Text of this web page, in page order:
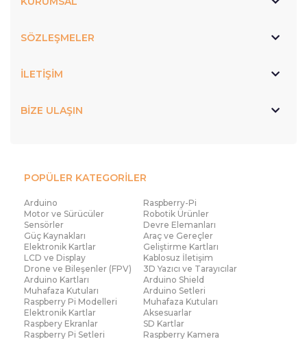
SÖZLEŞMELER
İLETİŞİM
BİZE ULAŞIN
POPÜLER KATEGORİLER
Arduino
Raspberry-Pi
Motor ve Sürücüler
Robotik Ürünler
Sensörler
Devre Elemanları
Güç Kaynakları
Araç ve Gereçler
Elektronik Kartlar
Geliştirme Kartları
LCD ve Display
Kablosuz İletişim
Drone ve Bileşenler (FPV)
3D Yazıcı ve Tarayıcılar
Arduino Kartları
Arduino Shield
Muhafaza Kutuları
Arduino Setleri
Raspberry Pi Modelleri
Muhafaza Kutuları
Elektronik Kartlar
Aksesuarlar
Raspbery Ekranlar
SD Kartlar
Raspberry Pi Setleri
Raspberry Kamera